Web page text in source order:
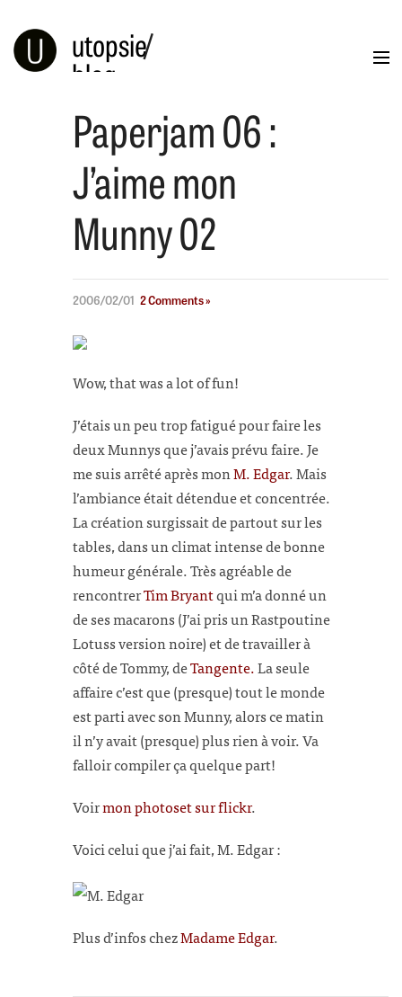
utopsie/
blog
Portfolio Illustration Info
Paperjam 06 :
J’aime mon
Munny 02
2006/02/01 2 Comments »
Wow, that was a lot of fun!
J’étais un peu trop fatigué pour faire les
deux Munnys que j’avais prévu faire. Je
me suis arrêté après monM. Edgar. Mais
l’ambiance était détendue et concentrée.
La création surgissait de partout sur les
tables, dans un climat intense de bonne
humeur générale. Très agréable de
rencontrerTim Bryantqui m’a donné un
de ses macarons (J’ai pris un Rastpoutine
Lotuss version noire) et de travailler à
côté de Tommy, deTangente.La seule
affaire c’est que (presque) tout le monde
est parti avec son Munny, alors ce matin
il n’y avait (presque) plus rien à voir. Va
falloir compiler ça quelque part!
Voirmon photoset sur flickr.
Voici celui que j’ai fait, M. Edgar :
Plus d’infos chezMadame Edgar.